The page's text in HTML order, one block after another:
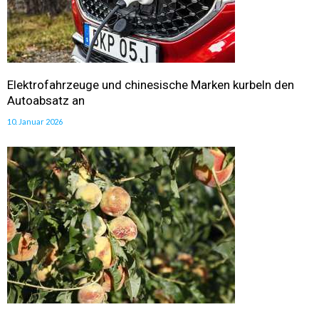
Elektrofahrzeuge und chinesische Marken kurbeln den
Autoabsatz an
10. Januar 2026